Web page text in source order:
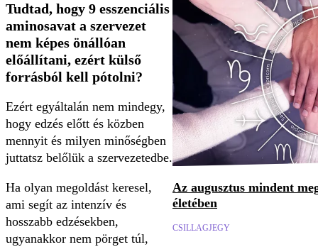
Tudtad, hogy 9 esszenciális
aminosavat a szervezet
nem képes önállóan
előállítani, ezért külső
forrásból kell pótolni?
Ezért egyáltalán nem mindegy,
hogy edzés előtt és közben
mennyit és milyen minőségben
juttatsz belőlük a szervezetedbe.
Ha olyan megoldást keresel,
ami segít az intenzív és
hosszabb edzésekben,
ugyanakkor nem pörget túl,
Az augusztus mindent
életében
CSILLAGJEGY